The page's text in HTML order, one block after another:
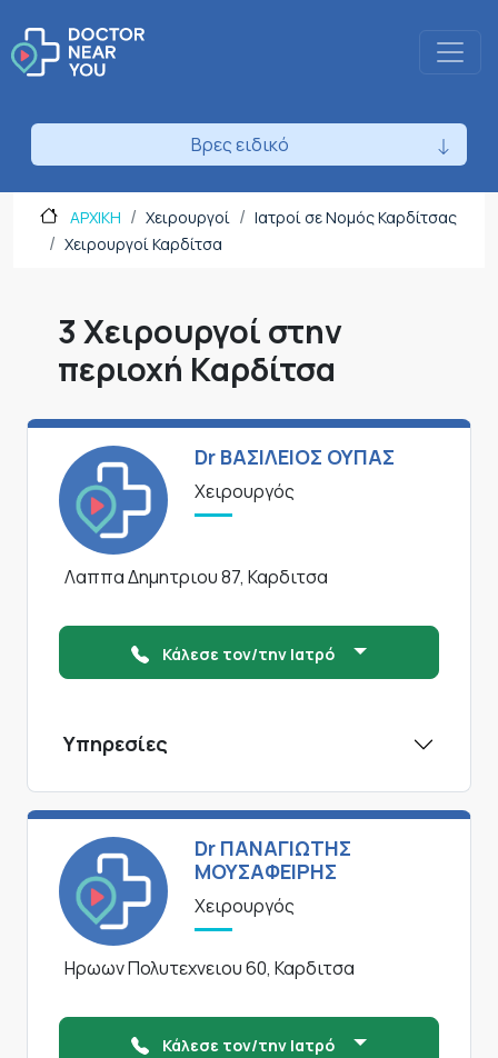
Βρες ειδικό
ΑΡΧΙΚΗ Χειρουργοί
Ιατροί σε Νομός Καρδίτσας
Χειρουργοί Καρδίτσα
3 Χειρουργοί στην
περιοχή Καρδίτσα
Dr ΒΑΣΙΛΕΙΟΣ ΟΥΠΑΣ
Χειρουργός
Λαππα Δημητριου 87, Καρδιτσα
Κάλεσε τον/την Ιατρό
Υπηρεσίες
Dr ΠΑΝΑΓΙΩΤΗΣ
ΜΟΥΣΑΦΕΙΡΗΣ
Χειρουργός
Ηρωων Πολυτεχνειου 60, Καρδιτσα
Κάλεσε τον/την Ιατρό